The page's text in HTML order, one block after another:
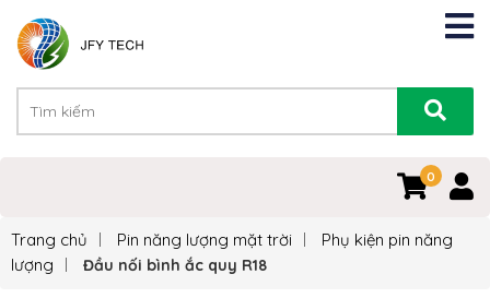
0
Trang chủ Pin năng lượng mặt trời
Phụ kiện pin năng
lượng
Đầu nối bình ắc quy R18